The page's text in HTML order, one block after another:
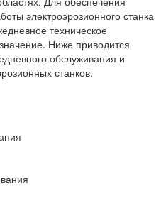
электроэрозионного станка
техническое
Ниже приводится
обслуживания и
станков.